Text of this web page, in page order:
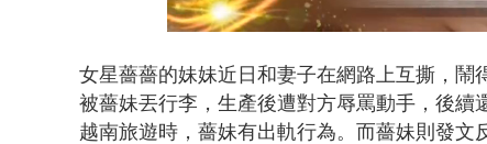
Unmute
:
39.92%
女星薔薔的妹妹近日和妻子在網路上互撕，
被薔妹丟行李，生產後遭對方辱罵動手，後續
越南旅遊時，薔妹有出軌行為。而薔妹則發